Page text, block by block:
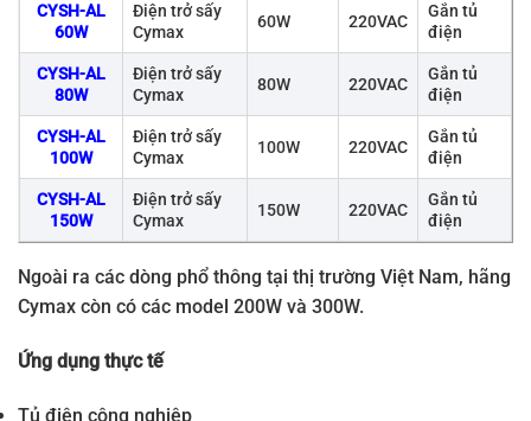
CYSH-AL
60W
Điện trở sấy
Cymax
60W 220VAC
Gắn tủ
điện
CYSH-AL
80W
Điện trở sấy
Cymax
80W 220VAC
Gắn tủ
điện
CYSH-AL
100W
Điện trở sấy
Cymax
100W 220VAC
Gắn tủ
điện
CYSH-AL
150W
Điện trở sấy
Cymax
150W 220VAC
Gắn tủ
điện
Ngoài ra các dòng phổ thông tại thị trường Việt Nam, hãng
Cymax còn có các model 200W và 300W.
Ứng dụng thực tế
Tủ điện công nghiệp